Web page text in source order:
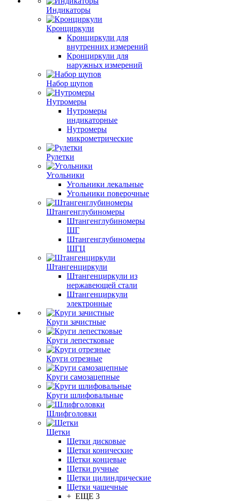
Индикаторы
Кронциркули
Кронциркули для
внутренних измерений
Кронциркули для
наружных измерений
Набор щупов
Нутромеры
Нутромеры
индикаторные
Нутромеры
микрометрические
Рулетки
Угольники
Угольники лекальные
Угольники поверочные
Штангенглубиномеры
Штангенглубиномеры
ШГ
Штангенглубиномеры
ШГЦ
Штангенциркули
Штангенциркули из
нержавеющей стали
Штангенциркули
электронные
Круги зачистные
Круги лепестковые
Круги отрезные
Круги самозацепные
Круги шлифовальные
Шлифголовки
Щетки
Щетки дисковые
Щетки конические
Щетки концевые
Щетки ручные
Щетки цилиндрические
Щетки чашечные
+ ЕЩЕ 3